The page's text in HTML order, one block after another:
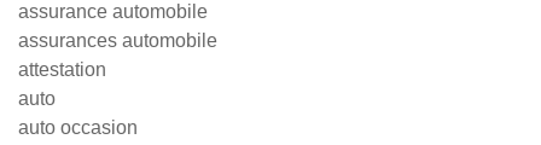
assurance automobile
assurances automobile
attestation
auto
auto occasion